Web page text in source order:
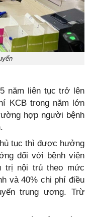
năm liên tục trở lên
KCB trong năm lớn
hợp người bệnh
tục thì được hưởng
đối với bệnh viện
trị nội trú theo mức
và 40% chi phí điều
trung ương. Trừ